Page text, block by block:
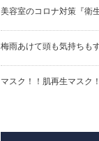
美容室のコロナ対策『衛
梅雨あけて頭も気持ちも
マスク！！肌再生マスク